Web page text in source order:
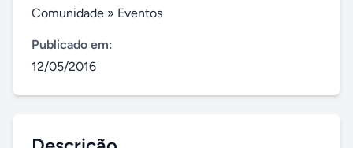
Comunidade » Eventos
Publicado em:
12/05/2016